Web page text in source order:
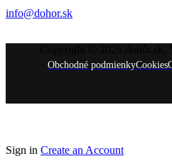
info@dohor.sk
Obchodné podmienkyCookies
Sign in Create an Account